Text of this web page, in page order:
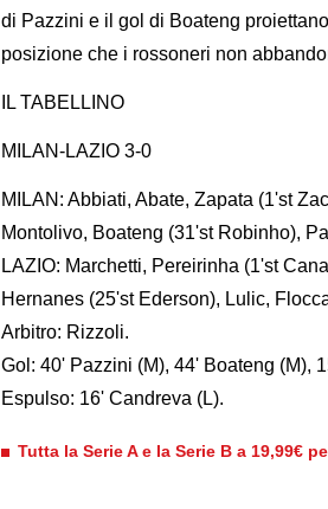
di Pazzini e il gol di Boateng
posizione che i rossoneri non
IL TABELLINO
MILAN-LAZIO 3-0
MILAN: Abbiati, Abate, Zapata (1'st
Montolivo, Boateng (31'st Robinho),
LAZIO: Marchetti, Pereirinha (1'st
Hernanes (25'st Ederson), Lulic,
Arbitro: Rizzoli.
Gol: 40' Pazzini (M), 44' Boateng (M),
Espulso: 16' Candreva (L).
Tutta la Serie A e la Serie B a 19,99€